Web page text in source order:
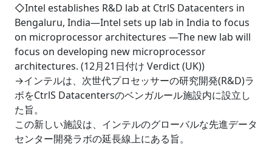
◇Intel establishes R&D lab at CtrlS Datacenters in
Bengaluru, India―Intel sets up lab in India to focus
on microprocessor architectures ―The new lab will
focus on developing new microprocessor
architectures. (12月21日付け Verdict (UK))
→インテルは、次世代プロセッサーの研究開発(R&D)ラ
ボをCtrlS Datacentersのベンガルール施設内に設立し
た旨。
この新しい施設は、インテルのグローバルな先進データ
センター開発ラボの延長線上にある旨。